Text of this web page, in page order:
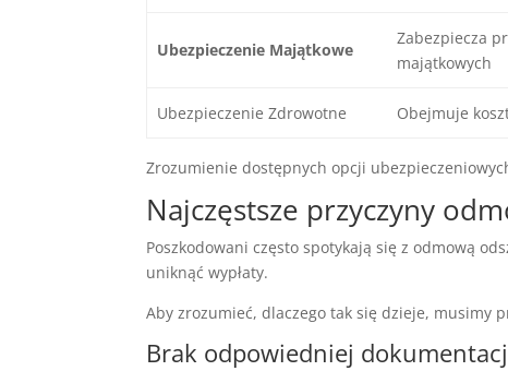
Ubezpieczenie Majątkowe
Zabezpiecza
majątkowych
Ubezpieczenie Zdrowotne Obejmuje
Zrozumienie dostępnych opcji
Najczęstsze przyczyny
Poszkodowani często spotykają się z odmową
uniknąć wypłaty.
Aby zrozumieć, dlaczego tak się dzieje, musimy
Brak odpowiedniej